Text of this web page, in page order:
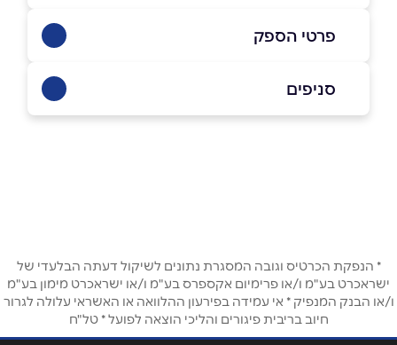
פרטי הספק
אימייל*
סניפים
* הנפקת הכרטיס וגובה המסגרת נתונים לשיקול דעתה הבלעדי של
ישראכרט בע"מ ו/או פרימיום אקספרס בע"מ ו/או ישראכרט מימון בע"מ
ו/או הבנק המנפיק * אי עמידה בפירעון ההלוואה או האשראי עלולה לגרור
חיוב בריבית פיגורים והליכי הוצאה לפועל * טל"ח